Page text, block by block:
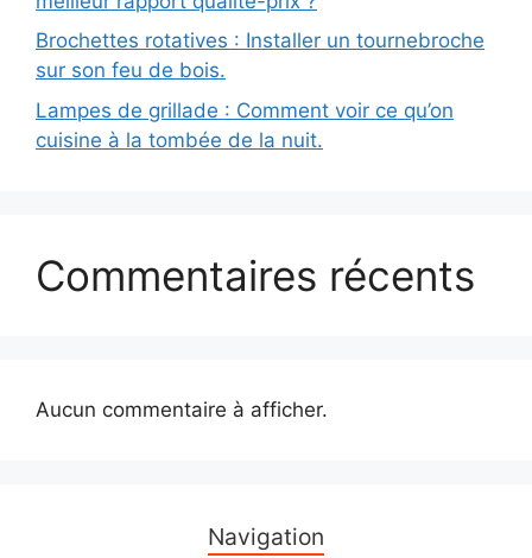
Brochettes rotatives : Installer un tournebroche
sur son feu de bois.
Lampes de grillade : Comment voir ce qu’on
cuisine à la tombée de la nuit.
Commentaires récents
Aucun commentaire à afficher.
Navigation